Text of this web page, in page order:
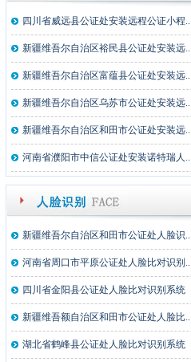
四川省威远县公证处安装远程公证小程..
新疆维吾尔自治区裕民县公证处安装远..
新疆维吾尔自治区富蕴县公证处安装远..
新疆维吾尔自治区乌苏市公证处安装远..
新疆维吾尔自治区和田市公证处安装远..
河南省濮阳市中信公证处安装诺特瑞人..
新疆维吾尔自治区和田市公证处人脸识..
河南省周口市平原公证处人脸比对识别..
四川省金阳县公证处人脸比对识别系统
新疆维吾额自治区和田市公证处人脸比..
湖北省鹤峰县公证处人脸比对识别系统
湖北监利县公证处文件文件拍摄仪一体..
内蒙古额济纳旗公证处文件文件拍摄仪..